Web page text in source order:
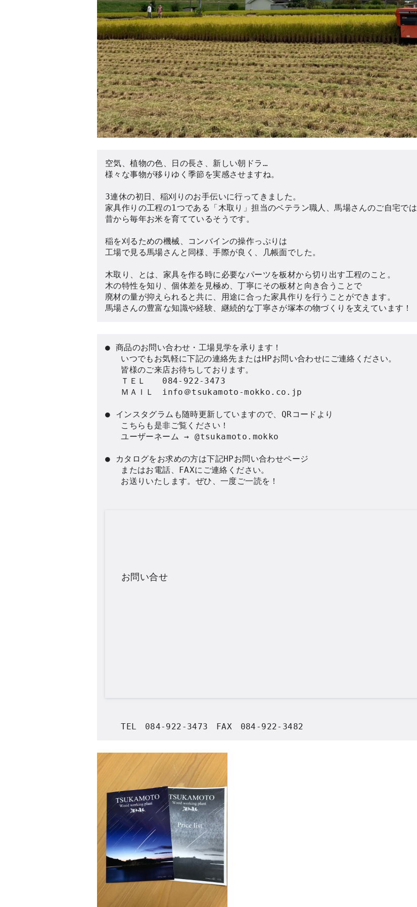
空気、植物の色、日の長さ、新しい朝ドラ…
様々な事物が移りゆく季節を実感させますね。
3連休の初日、稲刈りのお手伝いに行ってきました。
家具作りの工程の1つである「木取り」担当のベテラン職人、馬場さんのご自宅では
昔から毎年お米を育てているそうです。
稲を刈るための機械、コンバインの操作っぷりは
工場で見る馬場さんと同様、手際が良く、几帳面でした。
木取り、とは、家具を作る時に必要なパーツを板材から切り出す工程のこと。
木の特性を知り、個体差を見極め、丁寧にその板材と向き合うことで
廃材の量が抑えられると共に、用途に合った家具作りを行うことができます。
馬場さんの豊富な知識や経験、継続的な丁寧さが塚本の物づくりを支えています！
● 商品のお問い合わせ・工場見学を承ります！
   いつでもお気軽に下記の連絡先またはHPお問い合わせにご連絡ください。
   皆様のご来店お待ちしております。
   ＴＥＬ　　084-922-3473
   ＭＡＩＬ　info＠tsukamoto-mokko.co.jp
● インスタグラムも随時更新していますので、QRコードより
   こちらも是非ご覧ください！
   ユーザーネーム → @tsukamoto.mokko
● カタログをお求めの方は下記HPお問い合わせページ
   またはお電話、FAXにご連絡ください。
   お送りいたします。ぜひ、一度ご一読を！
お問い合せ
   TEL　084-922-3473　FAX　084-922-3482